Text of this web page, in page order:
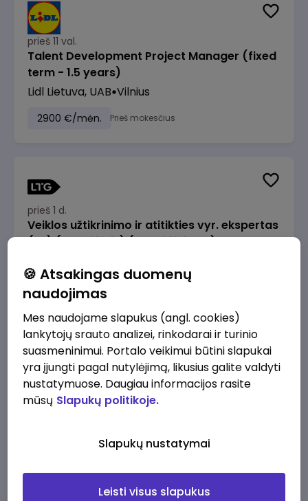
prieš 11 val.
Talent Development Project Manager (fixed
term - 1.5 years)
Lidl Lietuva, UAB Vilnius
2900 €/mėn. Prieš mokesčius
prieš 1 d.
Veiklos užtikrinimo ir atitikties vyr. ekspertas
(-ė) (Radviliškis) (Radviliškis, LT)
2610 - 3910 €/mėn.
prieš 1 d.
Veiklos užtikrinimo ir atitikties vyr. ekspertas
(-ė) (Kaunas) (Kaunas, LT)
🍪 Atsakingas duomenų
naudojimas
Mes naudojame slapukus (angl. cookies)
lankytojų srauto analizei, rinkodarai ir turinio
suasmeninimui. Portalo veikimui būtini slapukai
yra įjungti pagal nutylėjimą, likusius galite valdyti
nustatymuose. Daugiau informacijos rasite
mūsų Slapukų politikoje.
Slapukų nustatymai
Leisti visus slapukus